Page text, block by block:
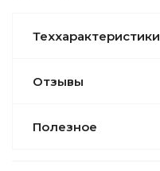
Теххарактеристики
Отзывы
Полезное